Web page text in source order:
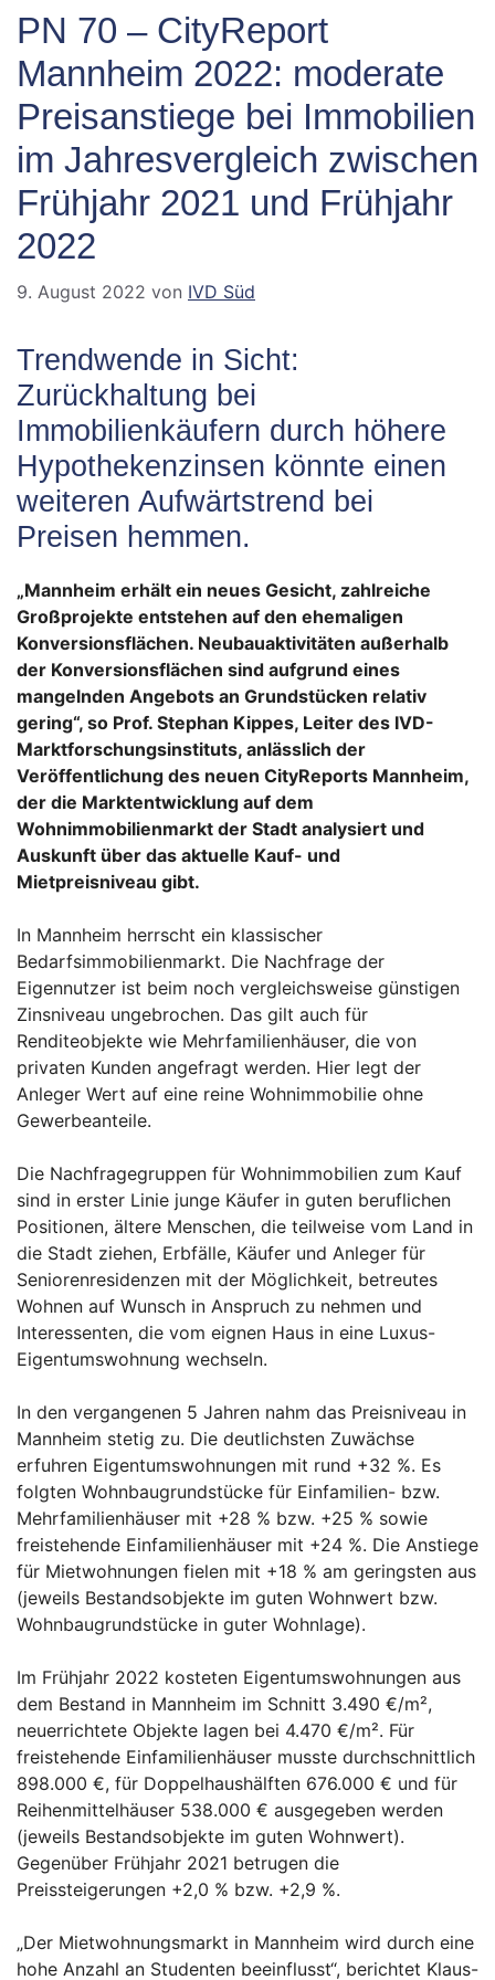
PN 70 – CityReport
Mannheim 2022: moderate
Preisanstiege bei Immobilien
im Jahresvergleich zwischen
Frühjahr 2021 und Frühjahr
2022
9. August 2022 von IVD Süd
Trendwende in Sicht:
Zurückhaltung bei
Immobilienkäufern durch höhere
Hypothekenzinsen könnte einen
weiteren Aufwärtstrend bei
Preisen hemmen.
„Mannheim erhält ein neues Gesicht, zahlreiche
Großprojekte entstehen auf den ehemaligen
Konversionsflächen. Neubauaktivitäten außerhalb
der Konversionsflächen sind aufgrund eines
mangelnden Angebots an Grundstücken relativ
gering“, so Prof. Stephan Kippes, Leiter des IVD-
Marktforschungsinstituts, anlässlich der
Veröffentlichung des neuen CityReports Mannheim,
der die Marktentwicklung auf dem
Wohnimmobilienmarkt der Stadt analysiert und
Auskunft über das aktuelle Kauf- und
Mietpreisniveau gibt.
In Mannheim herrscht ein klassischer
Bedarfsimmobilienmarkt. Die Nachfrage der
Eigennutzer ist beim noch vergleichsweise günstigen
Zinsniveau ungebrochen. Das gilt auch für
Renditeobjekte wie Mehrfamilienhäuser, die von
privaten Kunden angefragt werden. Hier legt der
Anleger Wert auf eine reine Wohnimmobilie ohne
Gewerbeanteile.
Die Nachfragegruppen für Wohnimmobilien zum Kauf
sind in erster Linie junge Käufer in guten beruflichen
Positionen, ältere Menschen, die teilweise vom Land in
die Stadt ziehen, Erbfälle, Käufer und Anleger für
Seniorenresidenzen mit der Möglichkeit, betreutes
Wohnen auf Wunsch in Anspruch zu nehmen und
Interessenten, die vom eignen Haus in eine Luxus-
Eigentumswohnung wechseln.
In den vergangenen 5 Jahren nahm das Preisniveau in
Mannheim stetig zu. Die deutlichsten Zuwächse
erfuhren Eigentumswohnungen mit rund +32 %. Es
folgten Wohnbaugrundstücke für Einfamilien- bzw.
Mehrfamilienhäuser mit +28 % bzw. +25 % sowie
freistehende Einfamilienhäuser mit +24 %. Die Anstiege
für Mietwohnungen fielen mit +18 % am geringsten aus
(jeweils Bestandsobjekte im guten Wohnwert bzw.
Wohnbaugrundstücke in guter Wohnlage).
Im Frühjahr 2022 kosteten Eigentumswohnungen aus
dem Bestand in Mannheim im Schnitt 3.490 €/m²,
neuerrichtete Objekte lagen bei 4.470 €/m². Für
freistehende Einfamilienhäuser musste durchschnittlich
898.000 €, für Doppelhaushälften 676.000 € und für
Reihenmittelhäuser 538.000 € ausgegeben werden
(jeweils Bestandsobjekte im guten Wohnwert).
Gegenüber Frühjahr 2021 betrugen die
Preissteigerungen +2,0 % bzw. +2,9 %.
„Der Mietwohnungsmarkt in Mannheim wird durch eine
hohe Anzahl an Studenten beeinflusst“, berichtet Klaus-